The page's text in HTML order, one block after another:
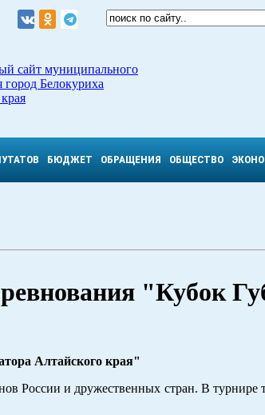
сайт муниципального
город Белокуриха
БЮДЖЕТ ОБРАЩЕНИЯ ОБЩЕСТВО
"Кубок
Алтайского края"
России и дружественных стран. В турнире